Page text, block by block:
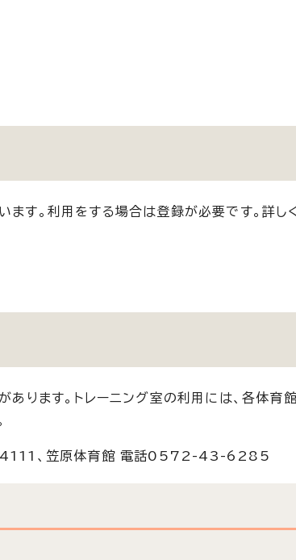
す。利用をする場合は登録が必要です。詳し
ります。トレーニング室の利用には、各体育
4111、笠原体育館 電話0572-43-6285